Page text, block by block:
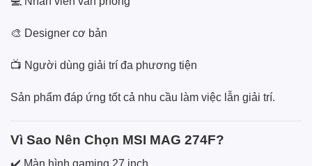
🎨 Designer cơ bản
📺 Người dùng giải trí đa phương tiện
Sản phẩm đáp ứng tốt cả nhu cầu làm việc lẫn giải trí.
Vì Sao Nên Chọn MSI MAG 274F?